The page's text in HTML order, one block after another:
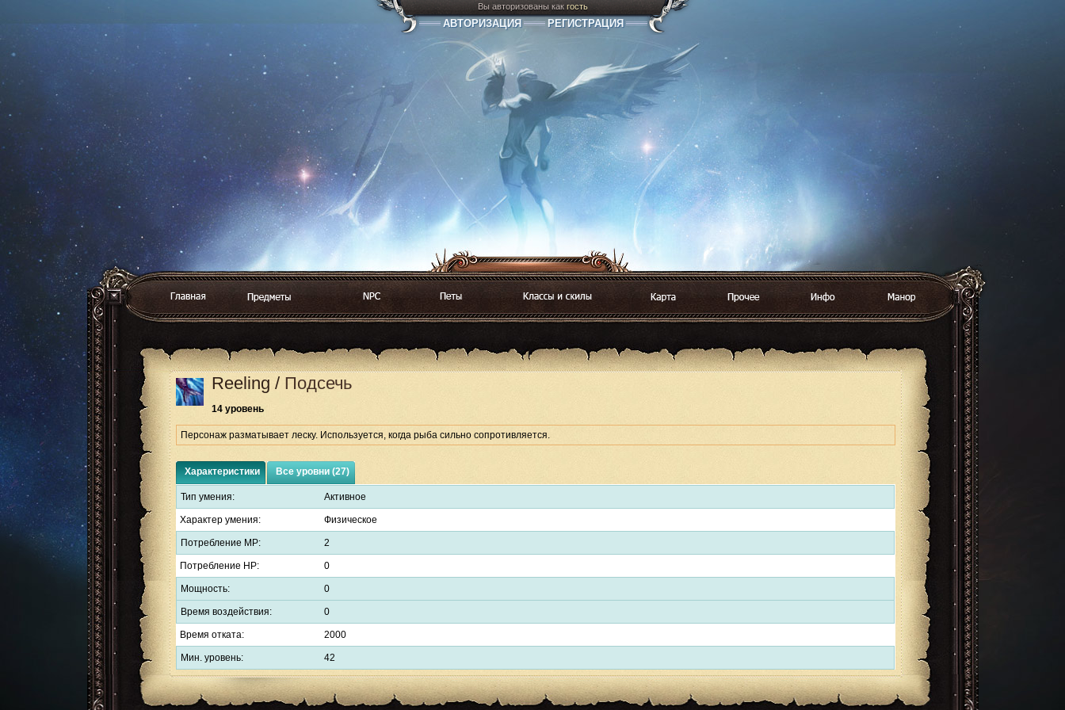
Вы авторизованы как гость
АВТОРИЗАЦИЯ РЕГИСТРАЦИЯ
Reeling / Подсечь
14 уровень
Персонаж разматывает леску. Используется, когда рыба сильно сопротивляется.
Характеристики Все уровни (27)
Тип умения: Активное
Характер умения: Физическое
Потребление MP: 2
Потребление HP: 0
Мощность: 0
Время воздействия: 0
Время отката: 2000
Мин. уровень: 42